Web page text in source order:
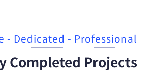
- Dedicated - Professional
Completed Projects